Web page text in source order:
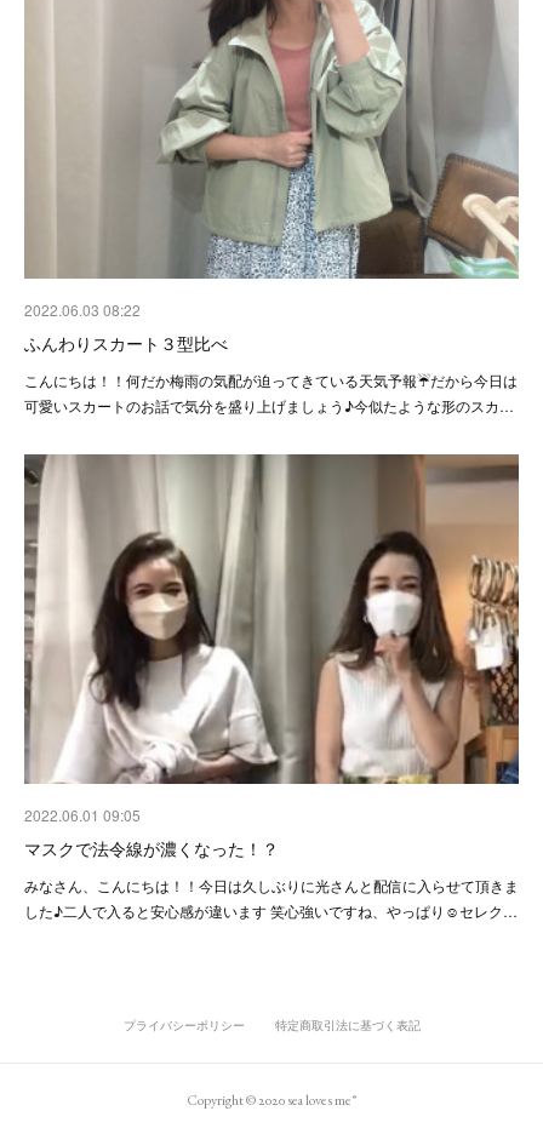
2022.06.03 08:22
ふんわりスカート３型比べ
こんにちは！！何だか梅雨の気配が迫ってきている天気予報☔️だから今日は
可愛いスカートのお話で気分を盛り上げましょう♪今似たような形のスカ…
2022.06.01 09:05
マスクで法令線が濃くなった！？
みなさん、こんにちは！！今日は久しぶりに光さんと配信に入らせて頂きま
した♪二人で入ると安心感が違います 笑心強いですね、やっぱり☺️セレク…
プライバシーポリシー 特定商取引法に基づく表記
Copyright © 2020 sea loves me®